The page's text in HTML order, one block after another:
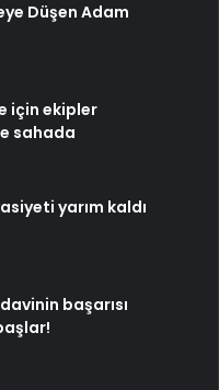
Düşen Adam
için ekipler
sahada
yarım kaldı
başarısı